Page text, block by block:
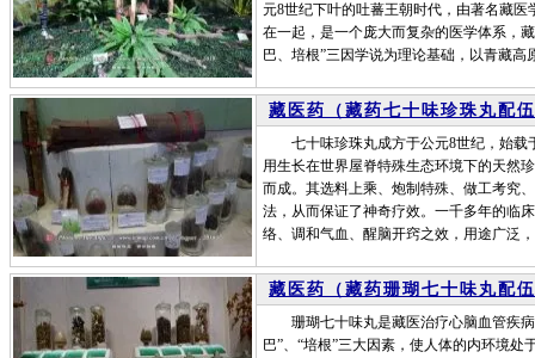
元8世纪下叶的吐蕃王朝时代，由著名藏
在一起，是一个庞大而复杂的医学体系，
巴、培根”三因学说为理论基础，以青藏
藏医药（藏药七十味珍珠丸配
七十味珍珠丸成方于公元8世纪，始载
用生长在世界屋脊特殊生态环境下的天然
而成。其选料上乘、炮制特殊、做工考究
法，从而保证了神奇疗效。一千多年的临
络、调和气血、醒脑开窍之效，用途广
藏医药（藏药珊瑚七十味丸配
珊瑚七十味丸是藏医治疗心脑血管疾病
巴”、“培根”三大因素，使人体的内环境